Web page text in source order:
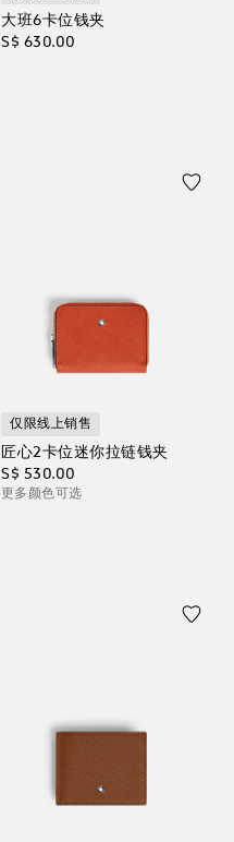
大班6卡位钱夹
S$ 630.00
仅限线上销售
匠心2卡位迷你拉链钱夹
S$ 530.00
更多颜色可选